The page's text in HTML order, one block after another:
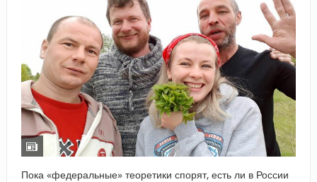
Пока «федеральные» теоретики спорят, есть ли в России